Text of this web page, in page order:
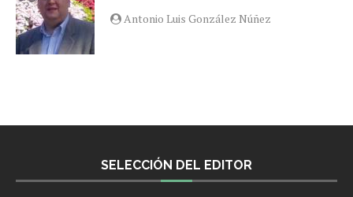
Antonio Luis González Núñez
SELECCIÓN DEL EDITOR